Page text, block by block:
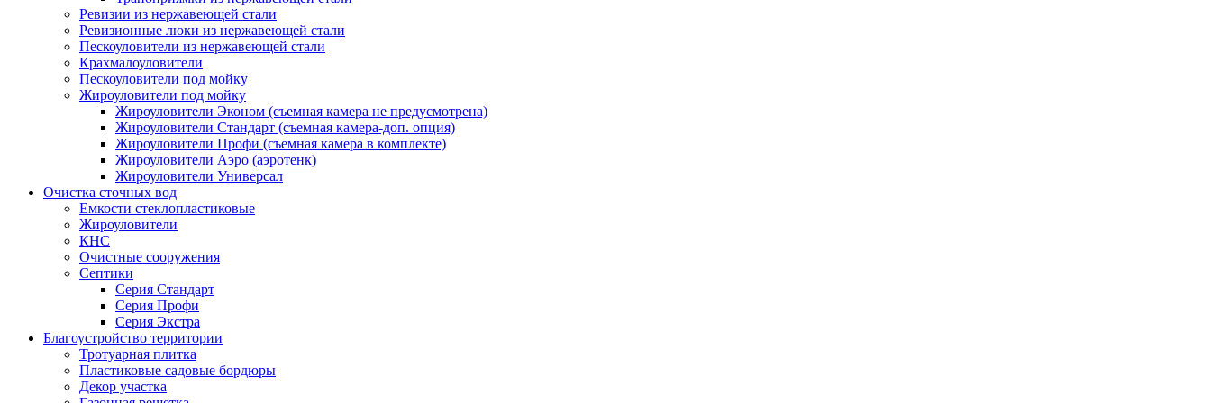
Ревизии из нержавеющей стали
Ревизионные люки из нержавеющей стали
Пескоуловители из нержавеющей стали
Крахмалоуловители
Пескоуловители под мойку
Жироуловители под мойку
Жироуловители Эконом (съемная камера не предусмотрена)
Жироуловители Стандарт (съемная камера-доп. опция)
Жироуловители Профи (съемная камера в комплекте)
Жироуловители Аэро (аэротенк)
Жироуловители Универсал
Очистка сточных вод
Емкости стеклопластиковые
Жироуловители
КНС
Очистные сооружения
Септики
Серия Стандарт
Серия Профи
Серия Экстра
Благоустройство территории
Тротуарная плитка
Пластиковые садовые бордюры
Декор участка